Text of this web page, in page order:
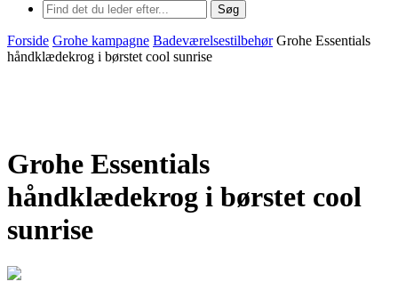
Søg
Forside Grohe kampagne Badeværelsestilbehør Grohe Essentials
håndklædekrog i børstet cool sunrise
Grohe Essentials
håndklædekrog i børstet cool
sunrise